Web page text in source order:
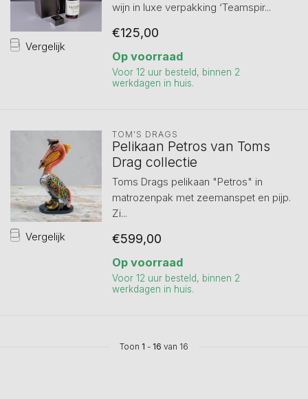
Vergelijk
wijn in luxe verpakking ‘Teamspir...
€125,00
Op voorraad
Voor 12 uur besteld, binnen 2
werkdagen in huis.
Vergelijk
TOM’S DRAGS
Pelikaan Petros van Toms
Drag collectie
Toms Drags pelikaan "Petros" in
matrozenpak met zeemanspet en pijp.
Zi...
€599,00
Op voorraad
Voor 12 uur besteld, binnen 2
werkdagen in huis.
Toon 1 - 16 van 16